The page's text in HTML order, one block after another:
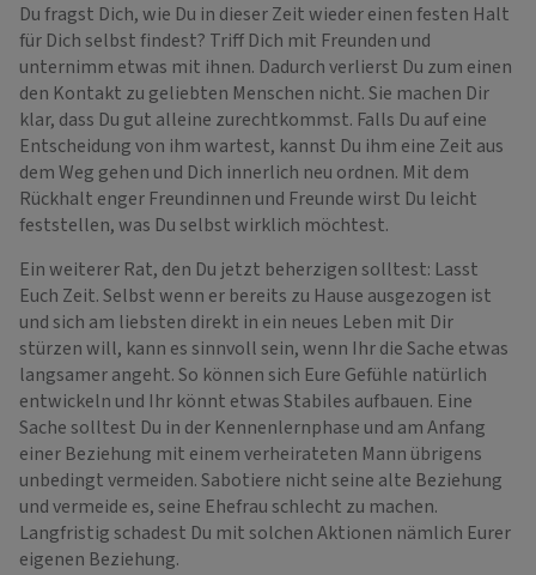
Du fragst Dich, wie Du in dieser Zeit wieder einen festen Halt
für Dich selbst findest? Triff Dich mit Freunden und
unternimm etwas mit ihnen. Dadurch verlierst Du zum einen
den Kontakt zu geliebten Menschen nicht. Sie machen Dir
klar, dass Du gut alleine zurechtkommst. Falls Du auf eine
Entscheidung von ihm wartest, kannst Du ihm eine Zeit aus
dem Weg gehen und Dich innerlich neu ordnen. Mit dem
Rückhalt enger Freundinnen und Freunde wirst Du leicht
feststellen, was Du selbst wirklich möchtest.
Ein weiterer Rat, den Du jetzt beherzigen solltest: Lasst
Euch Zeit. Selbst wenn er bereits zu Hause ausgezogen ist
und sich am liebsten direkt in ein neues Leben mit Dir
stürzen will, kann es sinnvoll sein, wenn Ihr die Sache etwas
langsamer angeht. So können sich Eure Gefühle natürlich
entwickeln und Ihr könnt etwas Stabiles aufbauen. Eine
Sache solltest Du in der Kennenlernphase und am Anfang
einer Beziehung mit einem verheirateten Mann übrigens
unbedingt vermeiden. Sabotiere nicht seine alte Beziehung
und vermeide es, seine Ehefrau schlecht zu machen.
Langfristig schadest Du mit solchen Aktionen nämlich Eurer
eigenen Beziehung.